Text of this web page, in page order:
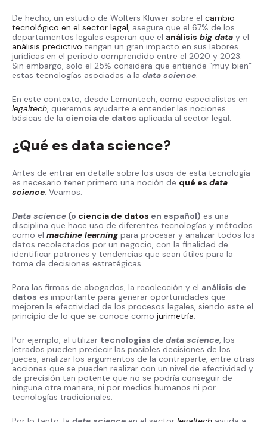
De hecho, un estudio de Wolters Kluwer sobre el cambio
tecnológico en el sector legal, asegura que el 67% de los
departamentos legales esperan que el análisis big data y el
análisis predictivo tengan un gran impacto en sus labores
jurídicas en el periodo comprendido entre el 2020 y 2023.
Sin embargo, solo el 25% considera que entiende “muy bien”
estas tecnologías asociadas a la data science.
En este contexto, desde Lemontech, como especialistas en
legaltech, queremos ayudarte a entender las nociones
básicas de la ciencia de datos aplicada al sector legal.
¿Qué es data science?
Antes de entrar en detalle sobre los usos de esta tecnología
es necesario tener primero una noción de qué es data
science. Veamos:
Data science (o ciencia de datos en español) es una
disciplina que hace uso de diferentes tecnologías y métodos
como el machine learning para procesar y analizar todos los
datos recolectados por un negocio, con la finalidad de
identificar patrones y tendencias que sean útiles para la
toma de decisiones estratégicas.
Para las firmas de abogados, la recolección y el análisis de
datos es importante para generar oportunidades que
mejoren la efectividad de los procesos legales, siendo este el
principio de lo que se conoce como jurimetría.
Por ejemplo, al utilizar tecnologías de data science, los
letrados pueden predecir las posibles decisiones de los
jueces, analizar los argumentos de la contraparte, entre otras
acciones que se pueden realizar con un nivel de efectividad y
de precisión tan potente que no se podría conseguir de
ninguna otra manera, ni por medios humanos ni por
tecnologías tradicionales.